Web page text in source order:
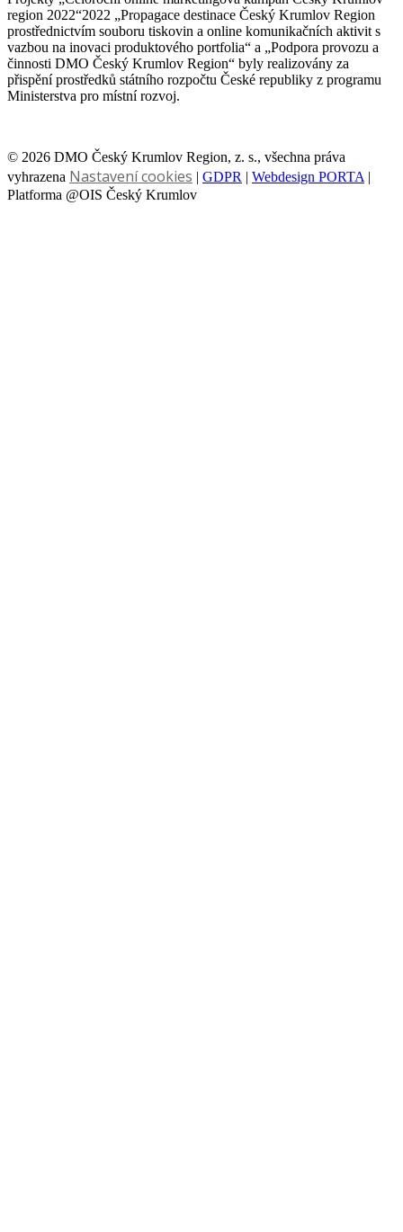
region 2022“2022 „Propagace destinace Český Krumlov Region
prostřednictvím souboru tiskovin a online komunikačních aktivit s
vazbou na inovaci produktového portfolia“ a „Podpora provozu a
činnosti DMO Český Krumlov Region“ byly realizovány za
přispění prostředků státního rozpočtu České republiky z programu
Ministerstva pro místní rozvoj.
© 2026 DMO Český Krumlov Region, z. s., všechna práva
vyhrazena Nastavení cookies | GDPR | Webdesign PORTA |
Platforma @OIS Český Krumlov